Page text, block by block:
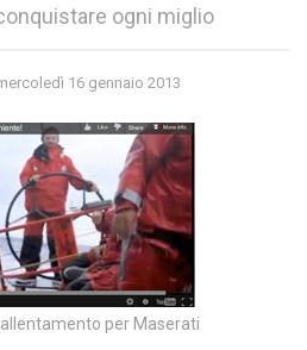
ogni miglio
16 gennaio 2013
per Maserati